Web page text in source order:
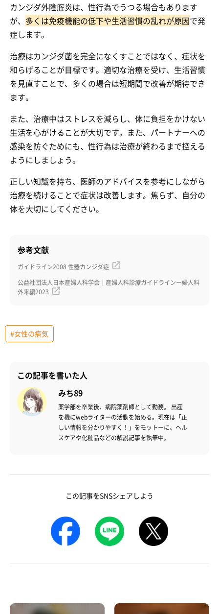
カンジダ外陰腟炎は、性行為でうつる場合もあります
が、 多くは免疫機能の低下や生活習慣の乱れが原因で発
症します。
治療はカンジダ菌を完全になくすことではなく、症状を
和らげることが目標です。適切な治療を受け、生活習慣
を見直すことで、多くの場合は短期間で改善が期待でき
ます。
また、治療中はストレスを減らし、体に負担をかけない
生活を心がけることが大切です。また、パートナーへの
感染を防ぐためにも、性行為は治療が終わるまで控える
ようにしましょう。
正しい知識を持ち、医師のアドバイスを参考にしながら
治療を続けることで症状は改善します。焦らず、自分の
体を大切にしてください。
参考文献
ガイドライン2008 性器カンジダ症
公益社団法人日本産婦人科学会｜産婦人科診療ガイドラインー婦人科
外来編2023
#女性の病気
この記事を書いた人
みち89
薬学部を卒業後、病院薬剤師として勤務。 出産
を機にwebライターの活動を始める。現在は「正
しい情報を分かりやすく！」をモットーに、ヘル
スケアや化粧品などの解説記事を執筆中。
この記事をSNSシェアしよう